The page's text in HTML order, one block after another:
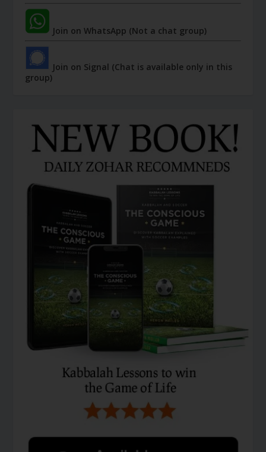
Join on WhatsApp (Not a chat group)
Join on Signal (Chat is available only in this
group)